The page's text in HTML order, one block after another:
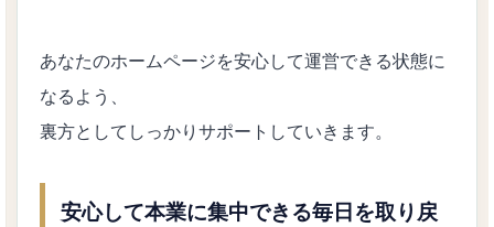
あなたのホームページを安心して運営できる状態に
なるよう、
裏方としてしっかりサポートしていきます。
安心して本業に集中できる毎日を取り戻